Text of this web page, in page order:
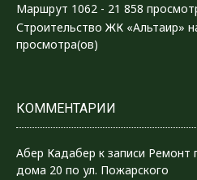
Маршрут 1062 - 21 858
Строительство ЖК «Альтаир»
просмотра(ов)
КОММЕНТАРИИ
Абер Кадабер к записи Ремонт
дома 20 по ул. Пожарского